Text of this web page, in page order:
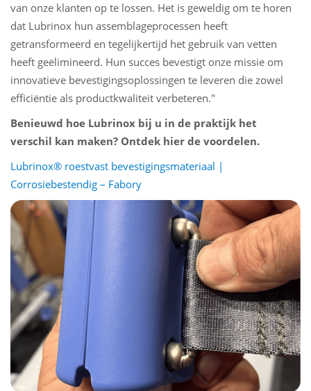
van onze klanten op te lossen. Het is geweldig om te horen
dat Lubrinox hun assemblageprocessen heeft
getransformeerd en tegelijkertijd het gebruik van vetten
heeft geëlimineerd. Hun succes bevestigt onze missie om
innovatieve bevestigingsoplossingen te leveren die zowel
efficiëntie als productkwaliteit verbeteren."
Benieuwd hoe Lubrinox bij u in de praktijk het
verschil kan maken? Ontdek hier de voordelen.
Lubrinox® roestvast bevestigingsmateriaal |
Corrosiebestendig – Fabory